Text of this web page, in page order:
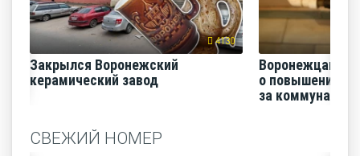
4130
Закрылся Воронежский
керамический завод
Воронежцам
о повышении
за
СВЕЖИЙ НОМЕР